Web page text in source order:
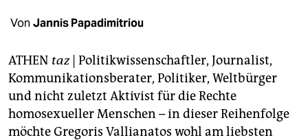
shop
unterstützen
abo
genossenschaft
Von Jannis Papadimitriou
ATHEN taz| Politikwissenschaftler, Journalist,
Kommunikationsberater, Politiker, Weltbürger
und nicht zuletzt Aktivist für die Rechte
homosexueller Menschen – in dieser Reihenfolge
möchte Gregoris Vallianatos wohl am liebsten